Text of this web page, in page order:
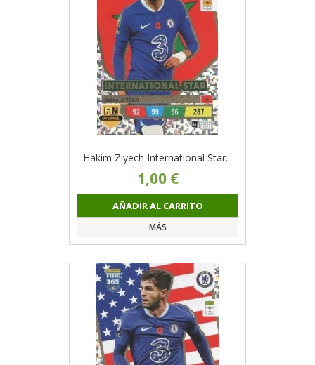
Hakim Ziyech International Star...
1,00 €
AÑADIR AL CARRITO
MÁS